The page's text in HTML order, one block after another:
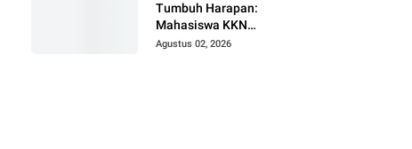
Tumbuh Harapan:
Mahasiswa KKN
Universitas Andalas
Agustus 02, 2026